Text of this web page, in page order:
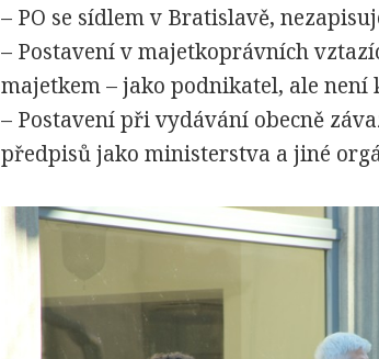
– PO se sídlem v Bratislavě,
– Postavení v majetkoprávních
majetkem – jako podnikatel, ale není
– Postavení při vydávání obecně
předpisů jako ministerstva a jiné